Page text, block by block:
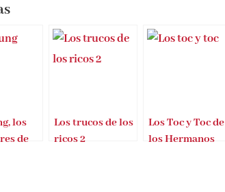
los
de
Los trucos de los
ricos 2
Los Toc y Toc de
los Hermanos